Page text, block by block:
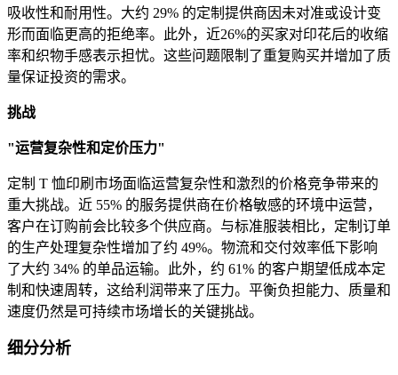
吸收性和耐用性。大约 29% 的定制提供商因未对准或设计变
形而面临更高的拒绝率。此外，近26%的买家对印花后的收缩
率和织物手感表示担忧。这些问题限制了重复购买并增加了质
量保证投资的需求。
挑战
"运营复杂性和定价压力"
定制 T 恤印刷市场面临运营复杂性和激烈的价格竞争带来的
重大挑战。近 55% 的服务提供商在价格敏感的环境中运营，
客户在订购前会比较多个供应商。与标准服装相比，定制订单
的生产处理复杂性增加了约 49%。物流和交付效率低下影响
了大约 34% 的单品运输。此外，约 61% 的客户期望低成本定
制和快速周转，这给利润带来了压力。平衡负担能力、质量和
速度仍然是可持续市场增长的关键挑战。
细分分析